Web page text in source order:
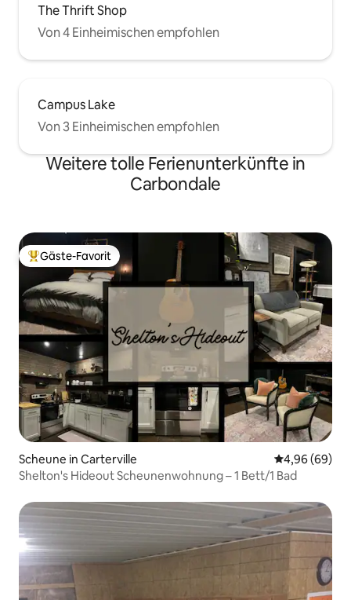
The Thrift Shop
Von 4 Einheimischen empfohlen
Campus Lake
Von 3 Einheimischen empfohlen
Weitere tolle Ferienunterkünfte in
Carbondale
Beliebter Gäste-Favorit.
Gäste-Favorit
Scheune in Carterville
4,96 (69)
Shelton's Hideout Scheunenwohnung – 1 Bett/1 Bad